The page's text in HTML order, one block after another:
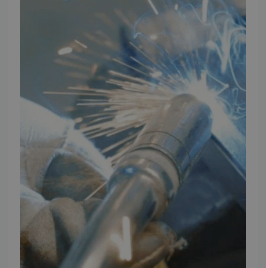
Vores brands
Mandag - Torsdag
09:00 - 16:00
09:00 - 15:30
Lukket
FØLG TMP
Facebook
Youtube
Instagram